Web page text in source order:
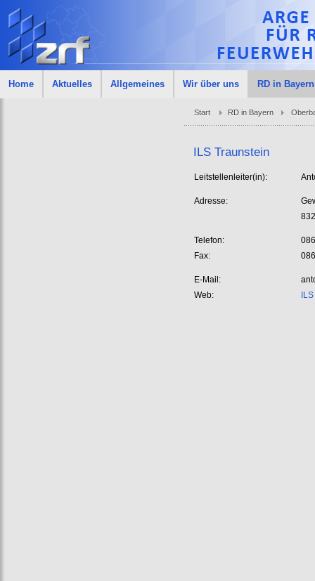
Home Aktuelles Allgemeines Wir über uns RD in Bayern
Start RD in Bayern
ILS Traunstein
Leitstellenleiter(in):
Adresse:
Telefon:
Fax:
E-Mail:
Web: